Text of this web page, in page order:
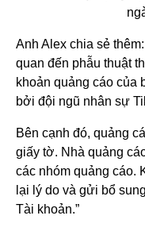
Anh Alex chia sẻ
quan đến phẫu thuật
khoản quảng cáo của
bởi đội ngũ nhân sự
Bên cạnh đó, quảng
giấy tờ. Nhà quảng
các nhóm quảng cáo.
lại lý do và gửi bổ
Tài khoản.”